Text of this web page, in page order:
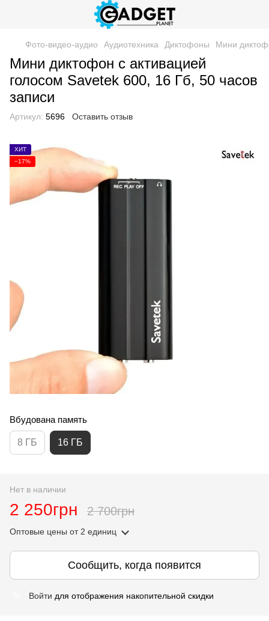
Фото-видео-аудио Аудиотехника Диктофоны Мини
Мини диктофон с активацией
голосом Savetek 600, 16 Гб, 50 часов
записи
Артикул: 5696 Оставить отзыв
ХИТ
−17%
Вбудована память
8 ГБ 16 ГБ
Нет в наличии
2 250грн 2 700грн
Оптовые цены от 2 единиц
Сообщить, когда появится
Войти для отображения накопительной скидки